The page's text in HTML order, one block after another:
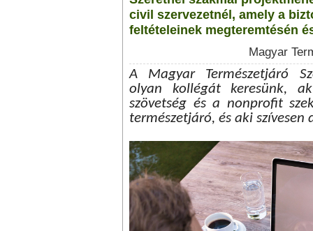
civil szervezetnél, amely a
feltételeinek megteremtésén
Magyar
A Magyar Természetjáró
olyan kollégát keresünk,
szövetség és a nonprofit
természetjáró, és aki